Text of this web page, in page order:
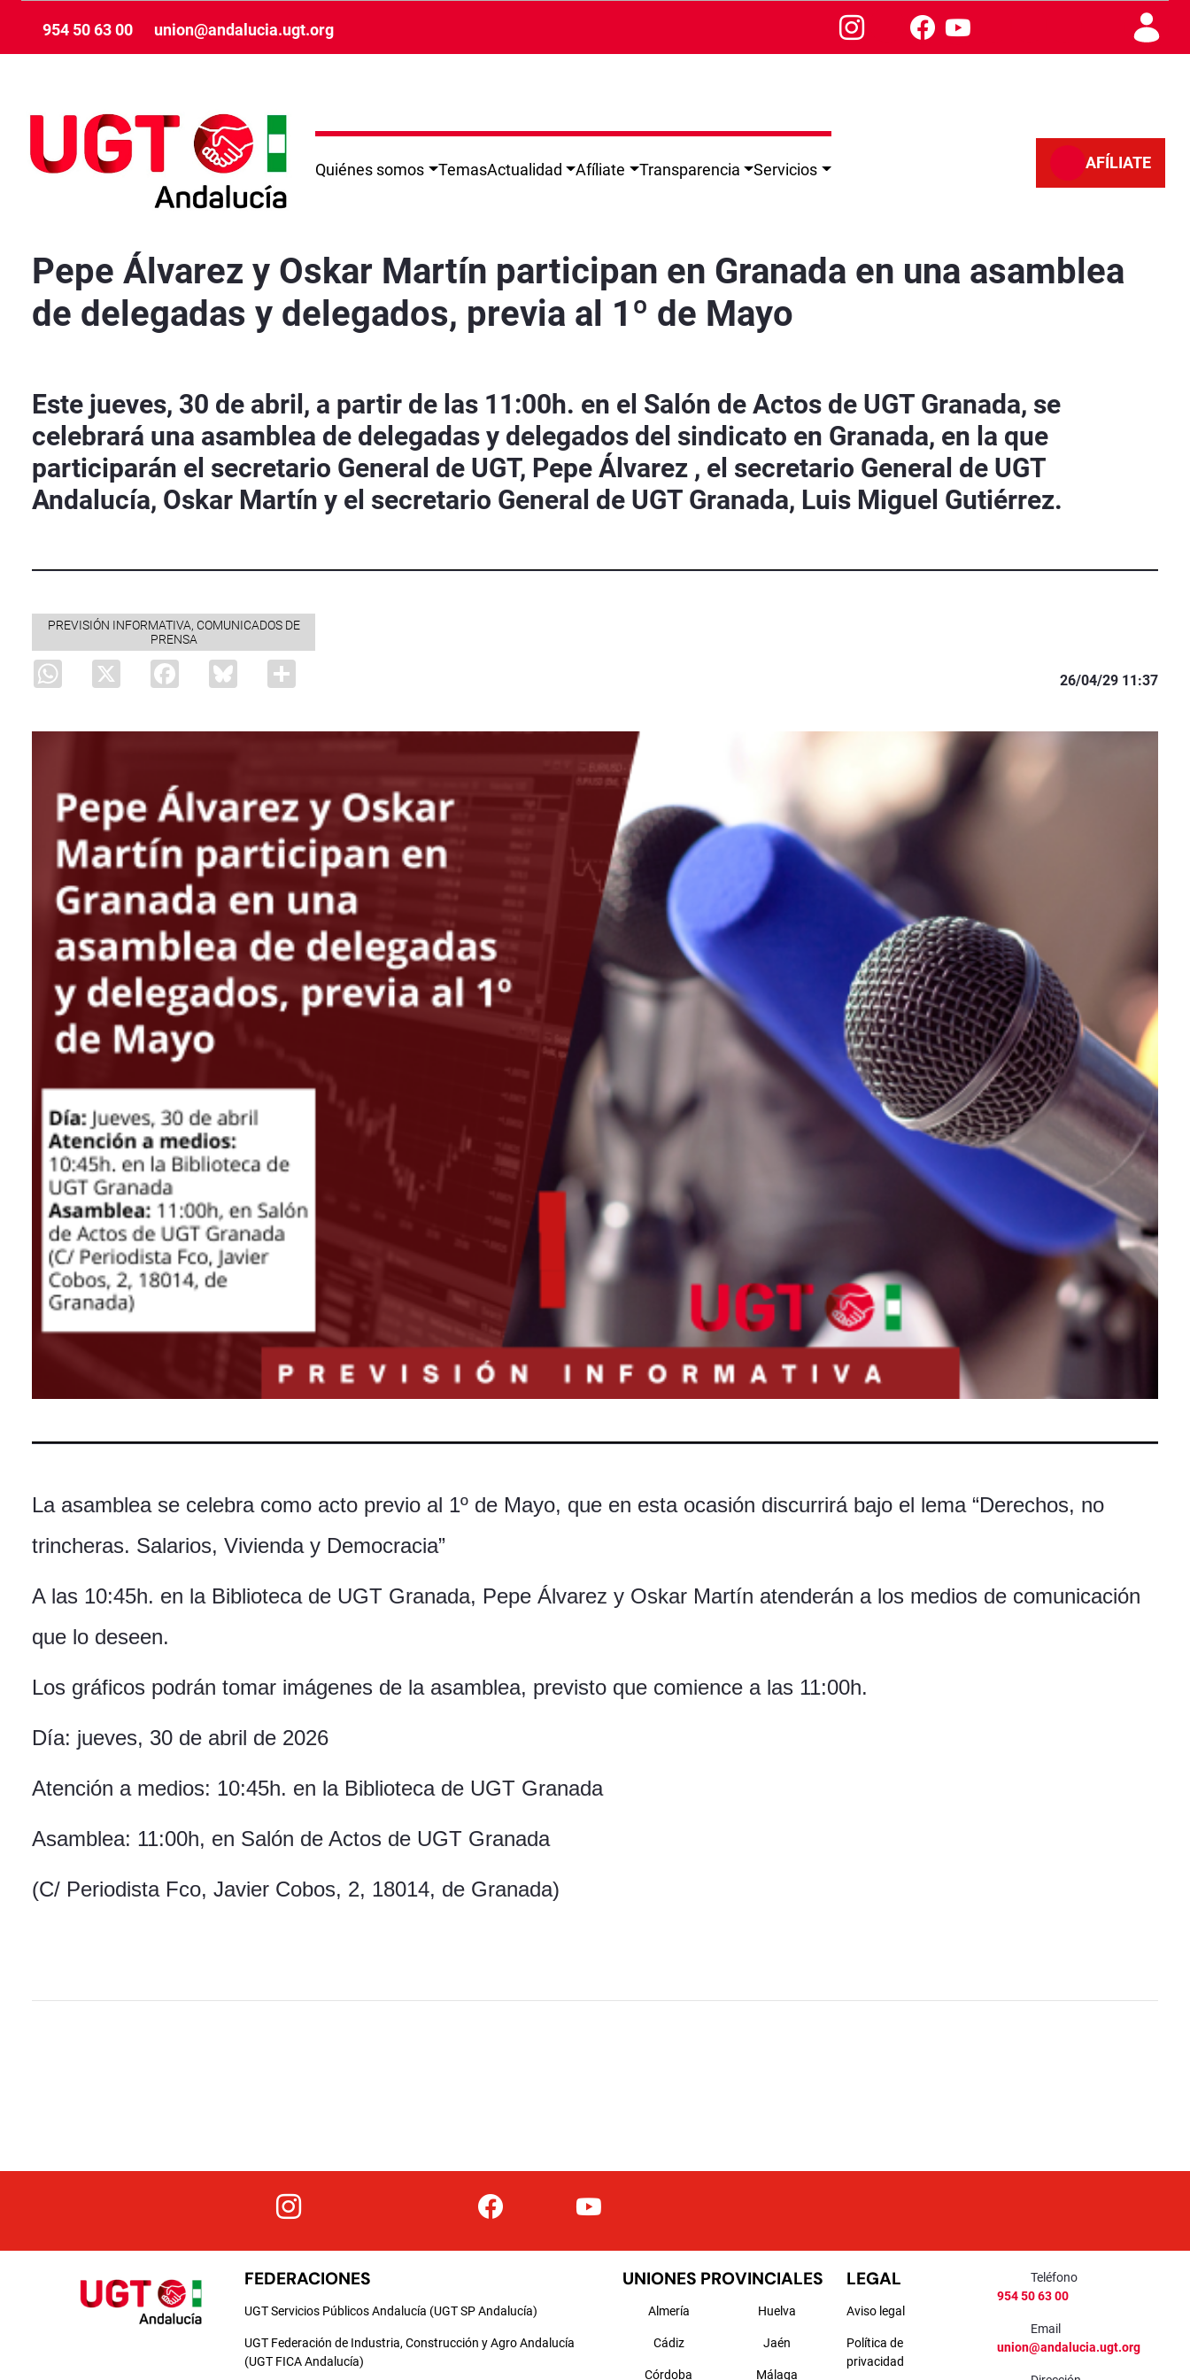
954 50 63 00 union@andalucia.ugt.org
Quiénes somos TemasActualidad Afíliate Transparencia Servicios AFÍLIATE
Pepe Álvarez y Oskar Martín participan en Granada en una asamblea
de delegadas y delegados, previa al 1º de Mayo
Este jueves, 30 de abril, a partir de las 11:00h. en el Salón de Actos de UGT Granada, se
celebrará una asamblea de delegadas y delegados del sindicato en Granada, en la que
participarán el secretario General de UGT, Pepe Álvarez , el secretario General de UGT
Andalucía, Oskar Martín y el secretario General de UGT Granada, Luis Miguel Gutiérrez.
PREVISIÓN INFORMATIVA, COMUNICADOS DE
PRENSA
WhatsApp
X Facebook Bluesky
26/04/29 11:37
La asamblea se celebra como acto previo al 1º de Mayo, que en esta ocasión discurrirá bajo el lema “Derechos, no
trincheras. Salarios, Vivienda y Democracia”
A las 10:45h. en la Biblioteca de UGT Granada, Pepe Álvarez y Oskar Martín atenderán a los medios de comunicación
que lo deseen.
Los gráficos podrán tomar imágenes de la asamblea, previsto que comience a las 11:00h.
Día: jueves, 30 de abril de 2026
Atención a medios: 10:45h. en la Biblioteca de UGT Granada
Asamblea: 11:00h, en Salón de Actos de UGT Granada
(C/ Periodista Fco, Javier Cobos, 2, 18014, de Granada)
FEDERACIONES
UGT Servicios Públicos Andalucía (UGT SP Andalucía)
UGT Federación de Industria, Construcción y Agro Andalucía
(UGT FICA Andalucía)
UNIONES PROVINCIALES
Almería
Cádiz
Córdoba
Huelva
Jaén
Málaga
LEGAL
Aviso legal
Política de
privacidad
Teléfono
954 50 63 00
Email
union@andalucia.ugt.org